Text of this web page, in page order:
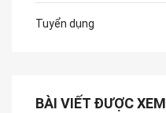
Tuyển dụng
BÀI VIẾT ĐƯỢC